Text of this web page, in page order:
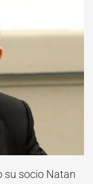
su socio Natan